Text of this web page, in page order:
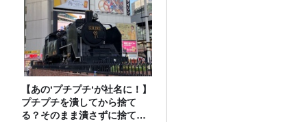
【あの‘プチプチ‘が社名に！】
プチプチを潰してから捨て
る？そのまま潰さずに捨て